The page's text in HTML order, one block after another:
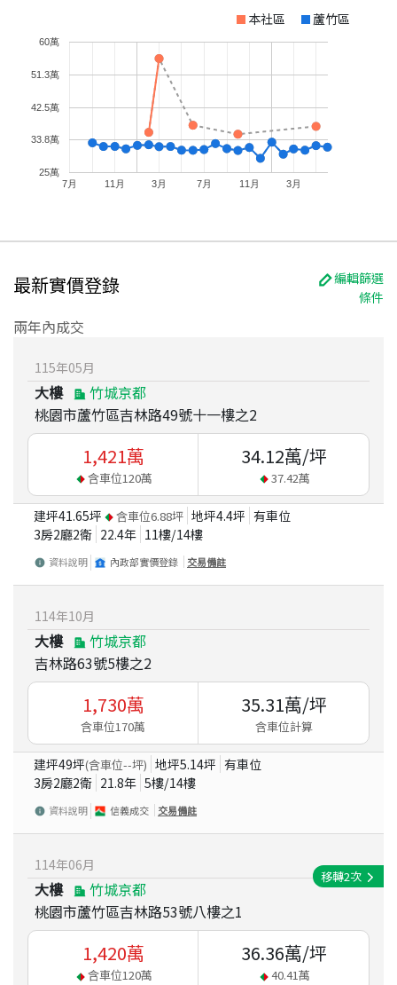
本社區 蘆竹區
7月 11月 3月 7月 11月 3月
25萬
33.8萬
42.5萬
51.3萬
60萬
最新實價登錄
編輯篩選
條件
兩年內成交
115年05月
大樓
竹城京都
桃園市蘆竹區吉林路49號十一樓之2
1,421萬
含車位120萬
34.12萬/坪
37.42萬
建坪41.65坪 含車位6.88坪 地坪4.4坪 有車位
3房2廳2衛 22.4年 11樓/14樓
資料說明 內政部實價登錄 交易備註
114年10月
大樓
竹城京都
吉林路63號5樓之2
1,730萬
含車位170萬
35.31萬/坪
含車位計算
建坪49坪(含車位--坪) 地坪5.14坪 有車位
3房2廳2衛 21.8年 5樓/14樓
資料說明 信義成交 交易備註
114年06月
大樓
竹城京都
桃園市蘆竹區吉林路53號八樓之1
移轉2次
1,420萬
含車位120萬
36.36萬/坪
40.41萬